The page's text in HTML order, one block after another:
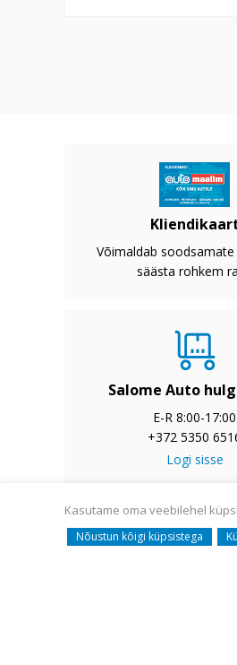
Võimaldab
säästa rohkem
Salome Auto
E-R 8:00-17:00
+372 5350
Logi sisse
Kasutame oma veebilehel
Nõustun kõigi küpsistega